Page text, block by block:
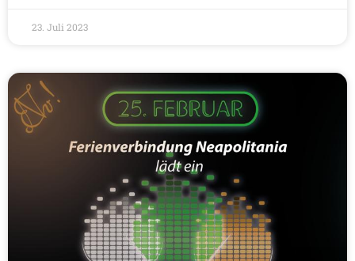
23. Juli 2023